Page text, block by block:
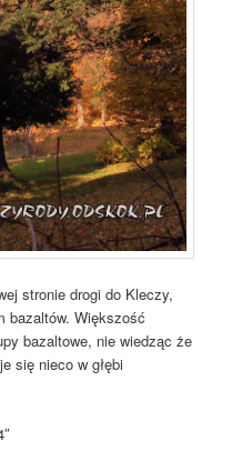
stronie drogi do Kleczy,
bazaltów. Większość
bazaltowe, nie wiedząc że
się nieco w głębi